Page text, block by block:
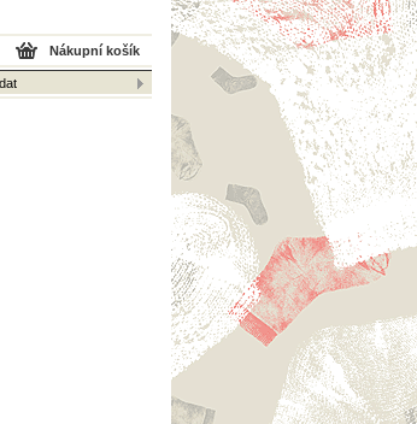
Nákupní košík